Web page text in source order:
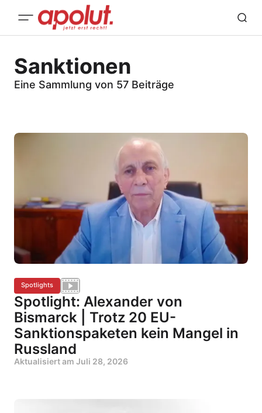
Sanktionen
Eine Sammlung von 57 Beiträge
Spotlights
Spotlight: Alexander von
Bismarck | Trotz 20 EU-
Sanktionspaketen kein Mangel in
Russland
Aktualisiert am Juli 28, 2026